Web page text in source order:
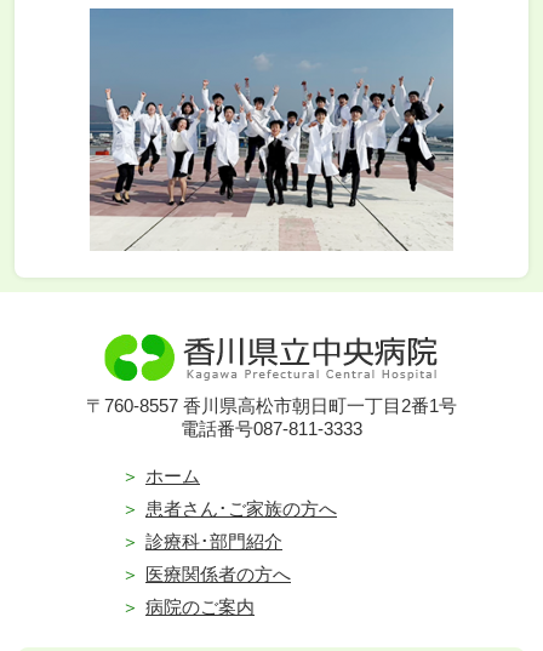
〒760-8557 香川県高松市朝日町一丁目2番1号
電話番号087-811-3333
ホーム
患者さん･ご家族の方へ
診療科･部門紹介
医療関係者の方へ
病院のご案内